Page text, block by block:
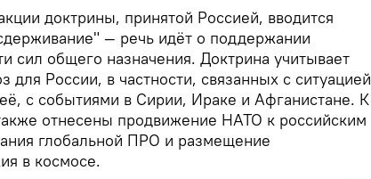
доктрины, принятой Россией, вводится
— речь идёт о поддержании
сил общего назначения. Доктрина учитывает
для России, в частности, связанных с ситуацией
с событиями в Сирии, Ираке и Афганистане. К
отнесены продвижение НАТО к российским
глобальной ПРО и размещение
в космосе.